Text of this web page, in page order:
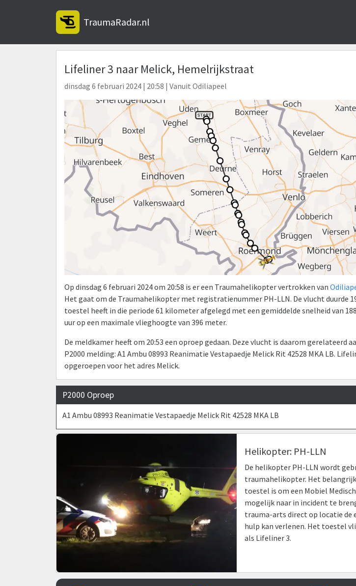
TraumaRadar.nl
Lifeliner 3 naar Melick, Hemelrijkstraat
dinsdag 6 februari 2024 | 20:58 | Vanuit Odiliapeel
Op dinsdag 6 februari 2024 om 20:58 is er een Traumahelikopter vertrokken van
Het gaat om de Traumahelikopter met registratienummer PH-LLN. De vlucht duurde
toestel heeft in die periode 61 kilometer afgelegd met een gemiddelde snelheid van
uur op een maximale vlieghoogte van 396 meter.
De meldkamer heeft om 20:53 een oproep gedaan. Deze vlucht is daarom gerelateerd
P2000 melding: A1 Ambu 08993 Reanimatie Vestapaedje Melick Rit 42528 MKA LB.
opgeroepen voor het adres Melick.
P2000 Oproep
A1 Ambu 08993 Reanimatie Vestapaedje Melick Rit 42528 MKA LB
Helikopter: PH-LLN
De helikopter PH-LLN wordt
traumahelikopter. Het
toestel is om een Mobiel
mogelijk naar in incident te
trauma-arts direct op locatie de
hulp kan verlenen. Het toestel
als Lifeliner 3.